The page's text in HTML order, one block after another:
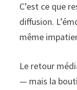
C’est ce que
diffusion.
même
Le retour
— mais la